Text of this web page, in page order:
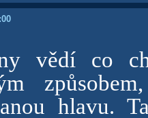
vědí co
hlavu.